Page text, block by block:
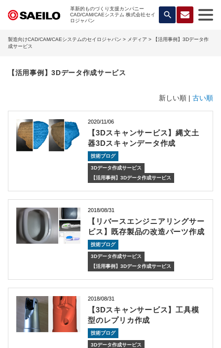
革新的ものづくり支援カンパニー
CAD/CAM/CAEシステム 株式会社セイ
ロジャパン
search
製造向けCAD/CAM/CAEシステムのセイロジャパン > メディア > 【活用事例】3Dデータ作
成サービス
【活用事例】3Dデータ作成サービス
新しい順 | 古い順
2020/11/06
【3Dスキャンサービス】縄文土
器3Dスキャンデータ作成
技術ブログ
3Dデータ作成サービス
【活用事例】3Dデータ作成サービス
2018/08/31
【リバースエンジニアリングサー
ビス】既存製品の改造パーツ作成
技術ブログ
3Dデータ作成サービス
【活用事例】3Dデータ作成サービス
2018/08/31
【3Dスキャンサービス】工具模
型のレプリカ作成
技術ブログ
3Dデータ作成サービス